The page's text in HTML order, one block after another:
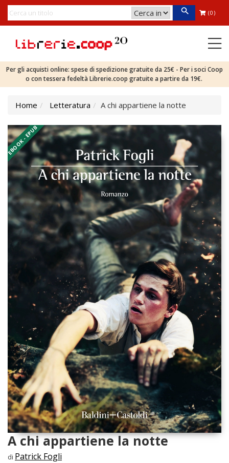
(0)
Per gli acquisti online: spese di spedizione gratuite da 25€ - Per i soci Coop
o con tessera fedeltà Librerie.coop gratuite a partire da 19€.
Home Letteratura A chi appartiene la notte
EBOOK - EPUB
A chi appartiene la notte
di Patrick Fogli